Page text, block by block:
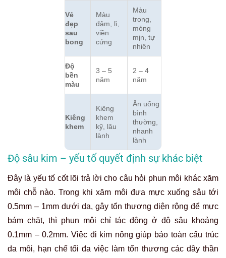
Vẻ
đẹp
sau
bong
Màu
đậm, lì,
viền
cứng
Màu
trong,
mỏng
mịn, tự
nhiên
Độ
bền
màu
3 – 5
năm
2 – 4
năm
Kiêng
khem
Kiêng
khem
kỹ, lâu
lành
Ăn uống
bình
thường,
nhanh
lành
Độ sâu kim – yếu tố quyết định sự khác biệt
Đây là yếu tố cốt lõi trả lời cho câu hỏi phun môi khác xăm
môi chỗ nào. Trong khi xăm môi đưa mực xuống sâu tới
0.5mm – 1mm dưới da, gây tổn thương diện rộng để mực
bám chặt, thì phun môi chỉ tác động ở độ sâu khoảng
0.1mm – 0.2mm. Việc đi kim nông giúp bảo toàn cấu trúc
da môi, hạn chế tối đa việc làm tổn thương các dây thần